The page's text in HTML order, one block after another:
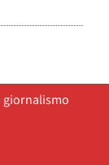
giornalismo